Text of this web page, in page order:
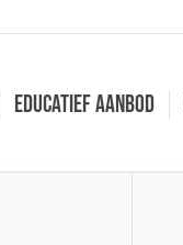
Educatief aanbod